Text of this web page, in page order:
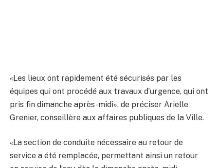
«Les lieux ont rapidement été sécurisés par les
équipes qui ont procédé aux travaux d’urgence, qui ont
pris fin dimanche après-midi», de préciser Arielle
Grenier, conseillère aux affaires publiques de la Ville.
«La section de conduite nécessaire au retour de
service a été remplacée, permettant ainsi un retour